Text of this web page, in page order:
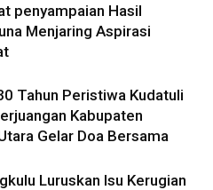
penyampaian Hasil
Menjaring Aspirasi
Tahun Peristiwa Kudatuli
Kabupaten
Gelar Doa Bersama
Luruskan Isu Kerugian